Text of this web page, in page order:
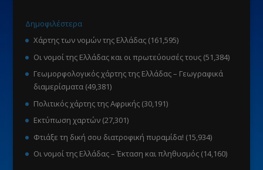
Δημοφιλέστερα
Χάρτης των νομών της Ελλάδας (161,595)
Οι νομοί της Ελλάδας και οι πρωτεύουσές τους (51,384)
Γεωμορφολογικός χάρτης της Ελλάδας – Γεωγραφικά
διαμερίσματα (49,381)
Πολιτικός χάρτης της Αφρικής (30,191)
Εκτύπωση χαρτών (27,301)
Φτιάξε τη δική σου διατροφική πυραμίδα! (15,934)
Οι νομοί της Ελλάδας – Έκταση και πληθυσμός (14,160)